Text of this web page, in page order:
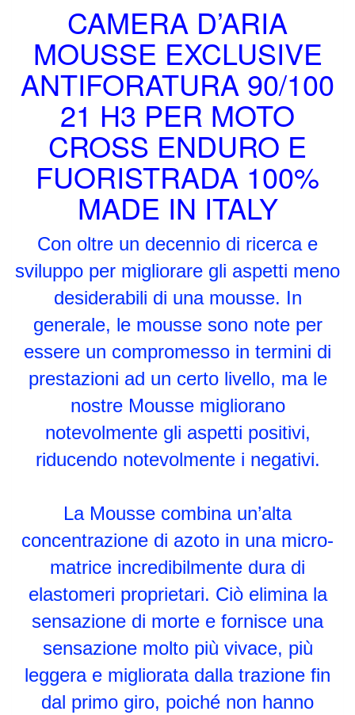
CAMERA D’ARIA
MOUSSE EXCLUSIVE
ANTIFORATURA 90/100
21 H3 PER MOTO
CROSS ENDURO E
FUORISTRADA 100%
MADE IN ITALY
Con oltre un decennio di ricerca e
sviluppo per migliorare gli aspetti meno
desiderabili di una mousse. In
generale, le mousse sono note per
essere un compromesso in termini di
prestazioni ad un certo livello, ma le
nostre Mousse migliorano
notevolmente gli aspetti positivi,
riducendo notevolmente i negativi.
La Mousse combina un’alta
concentrazione di azoto in una micro-
matrice incredibilmente dura di
elastomeri proprietari. Ciò elimina la
sensazione di morte e fornisce una
sensazione molto più vivace, più
leggera e migliorata dalla trazione fin
dal primo giro, poiché non hanno